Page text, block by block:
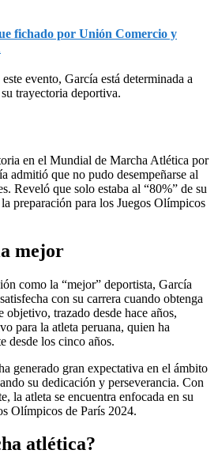
fichado por Unión Comercio y
evento, García está determinada a
trayectoria deportiva.
en el Mundial de Marcha Atlética por
admitió que no pudo desempeñarse al
Reveló que solo estaba al “80%” de su
preparación para los Juegos Olímpicos
mejor
como la “mejor” deportista, García
con su carrera cuando obtenga
trazado desde hace años,
para la atleta peruana, quien ha
desde los cinco años.
generado gran expectativa en el ámbito
su dedicación y perseverancia. Con
la atleta se encuentra enfocada en su
Olímpicos de París 2024.
atlética?